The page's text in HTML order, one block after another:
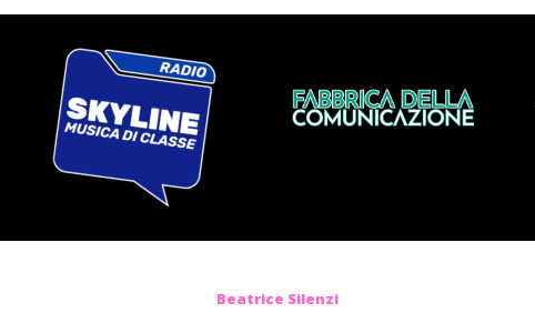
Beatrice Silenzi